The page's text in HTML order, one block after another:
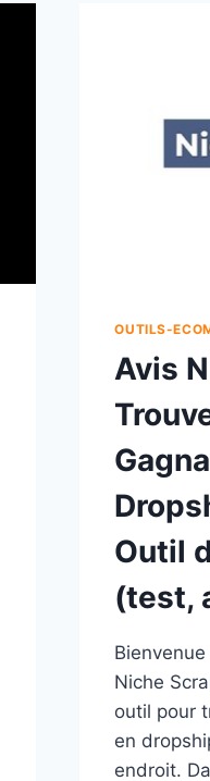
OUTILS-
Avis
Outil
(test,
Niche
outil pour
en
endroit.